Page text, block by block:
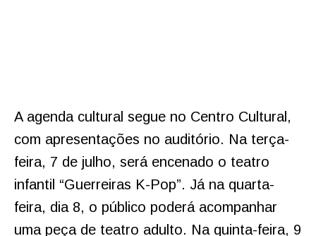
A agenda cultural segue no Centro Cultural,
com apresentações no auditório. Na terça-
feira, 7 de julho, será encenado o teatro
infantil “Guerreiras K-Pop”. Já na quarta-
feira, dia 8, o público poderá acompanhar
uma peça de teatro adulto. Na quinta-feira, 9